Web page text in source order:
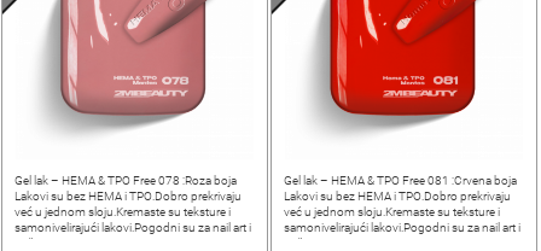
Gel lak – HEMA & TPO Free 078 :Roza boja
Lakovi su bez HEMA i TPO.Dobro prekrivaju
već u jednom sloju.Kremaste su teksture i
samonivelirajući lakovi.Pogodni su za nail art i
pečatiranje.
Gel lak – HEMA & TPO Free 081 :Crvena boja
Lakovi su bez HEMA i TPO.Dobro prekrivaju
već u jednom sloju.Kremaste su teksture i
samonivelirajući lakovi.Pogodni su za nail art i
pečatiranje.